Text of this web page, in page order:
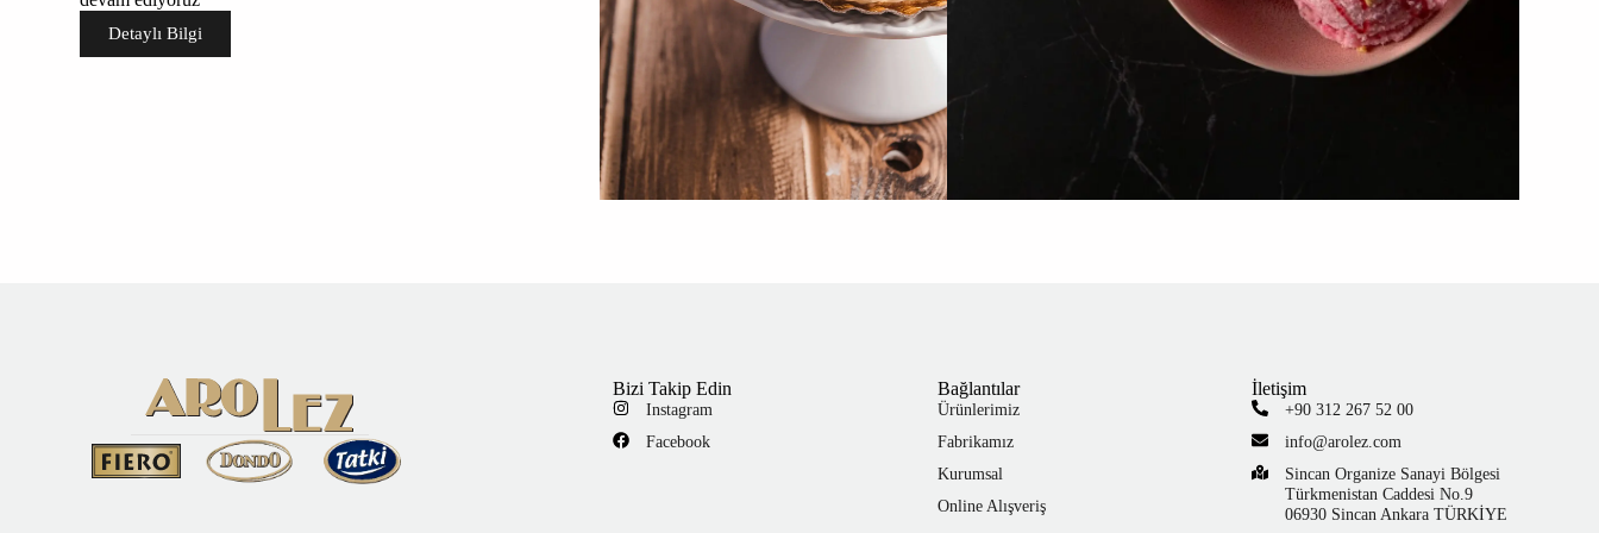
Detaylı Bilgi
Bizi Takip Edin
Instagram
Facebook
Bağlantılar
Ürünlerimiz
Fabrikamız
Kurumsal
Online Alışveriş
İletişim
+90 312 267 52 00
info@arolez.com
Sincan Organize Sanayi Bölgesi
Türkmenistan Caddesi No.9
06930 Sincan Ankara TÜRKİYE